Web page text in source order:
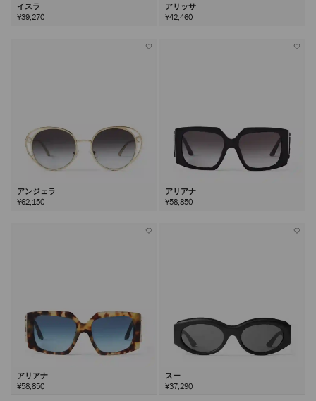
イスラ
¥39,270
アリッサ
¥42,460
アンジェラ
¥62,150
アリアナ
¥58,850
アリアナ
¥58,850
スー
¥37,290